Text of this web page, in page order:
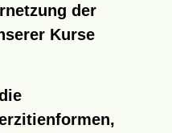
der
Kurse